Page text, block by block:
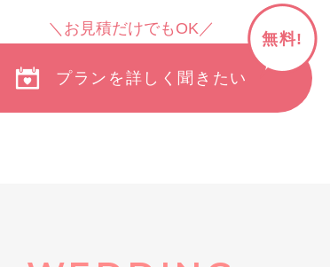
＼お見積だけでもOK／
プランを詳しく聞きたい
無料!